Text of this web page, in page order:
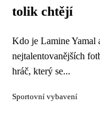
tolik chtějí
Kdo je Lamine Yamal
nejtalentovanějších
hráč, který se...
Sportovní vybavení